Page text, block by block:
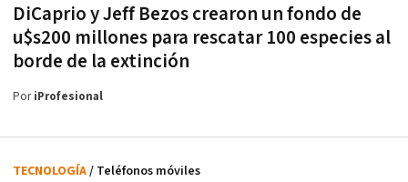
DiCaprio y Jeff Bezos crearon un fondo de
u$s200 millones para rescatar 100 especies al
borde de la extinción
PoriProfesional
TECNOLOGÍA/ Teléfonos móviles